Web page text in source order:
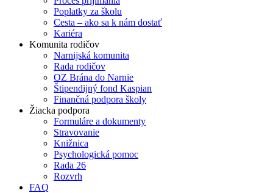
Poplatky za školu
Cesta – ako sa k nám dostať
Kariéra
Komunita rodičov
Narnijská komunita
Rada rodičov
OZ Brána do Narnie
Štipendijný fond Kaspian
Finančná podpora školy
Žiacka podpora
Formuláre a dokumenty
Stravovanie
Knižnica
Psychologická pomoc
Rada 26
Rozvrh
FAQ